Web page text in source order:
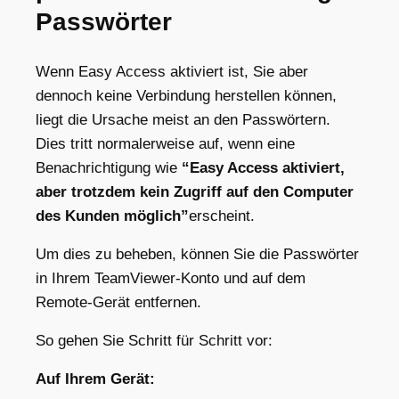
Passwörter
Wenn Easy Access aktiviert ist, Sie aber
dennoch keine Verbindung herstellen können,
liegt die Ursache meist an den Passwörtern.
Dies tritt normalerweise auf, wenn eine
Benachrichtigung wie “Easy Access aktiviert,
aber trotzdem kein Zugriff auf den Computer
des Kunden möglich”erscheint.
Um dies zu beheben, können Sie die Passwörter
in Ihrem TeamViewer-Konto und auf dem
Remote-Gerät entfernen.
So gehen Sie Schritt für Schritt vor:
Auf Ihrem Gerät: